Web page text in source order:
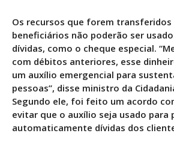
Os recursos que forem transferidos
beneficiários não poderão ser
dívidas, como o cheque especial.
com débitos anteriores, esse
um auxílio emergencial para
pessoas”, disse ministro da
Segundo ele, foi feito um acordo
evitar que o auxílio seja usado para
automaticamente dívidas dos